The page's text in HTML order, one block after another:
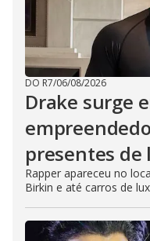
DO R7/06/08/2026
Drake surge
presentes de
Rapper apareceu no
Birkin e até carros de